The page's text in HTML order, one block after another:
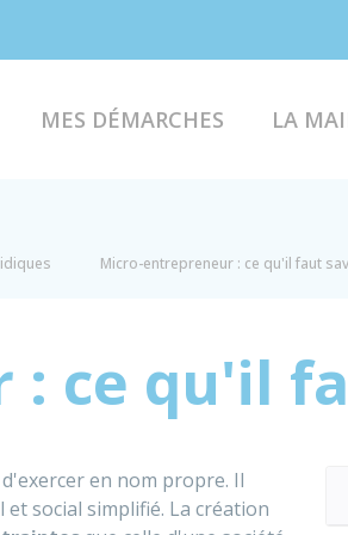
MES DÉMARCHES LA
Micro-entrepreneur : ce qu'il faut
ce qu'il
en nom propre. Il
social simplifié. La création